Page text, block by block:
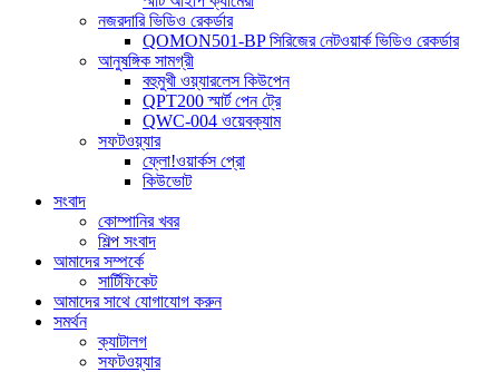
নজরদারি ভিডিও রেকর্ডার
QOMON501-BP সিরিজের নেটওয়ার্ক ভিডিও রেকর্ডার
আনুষঙ্গিক সামগ্রী
বহুমুখী ওয়্যারলেস কিউপেন
QPT200 স্মার্ট পেন ট্রে
QWC-004 ওয়েবক্যাম
সফটওয়্যার
ফ্লো!ওয়ার্কস প্রো
কিউভোট
সংবাদ
কোম্পানির খবর
শিল্প সংবাদ
আমাদের সম্পর্কে
সার্টিফিকেট
আমাদের সাথে যোগাযোগ করুন
সমর্থন
ক্যাটালগ
সফটওয়্যার